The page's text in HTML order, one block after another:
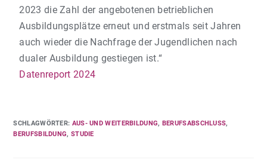
2023 die Zahl der angebotenen betrieblichen
Ausbildungsplätze erneut und erstmals seit Jahren
auch wieder die Nachfrage der Jugendlichen nach
dualer Ausbildung gestiegen ist.“
Datenreport 2024
SCHLAGWÖRTER: AUS- UND WEITERBILDUNG, BERUFSABSCHLUSS,
BERUFSBILDUNG, STUDIE